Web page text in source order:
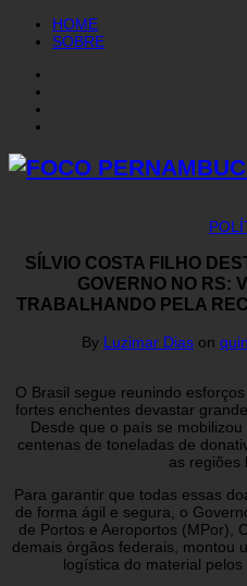
HOME
SOBRE
SÍLVIO COSTA FILHO
GOVERNO NO RS:
TRABALHANDO PELA
By Luzimar Dias on
O Brasil segue reunindo
fortes enchentes devastar
Desde que o país se
centenas de toneladas de
as regiões
Para garantir que todas essas
de forma ágil e segura, o
de Portos e Aeroportos (MPor),
demais órgãos federais, montou
logística do material